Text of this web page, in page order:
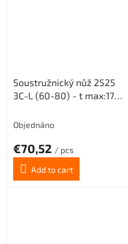
Soustružnický nůž 2525
3C-L (60-80) - t max:17
Objednáno
€70,52 / pcs
Add to cart